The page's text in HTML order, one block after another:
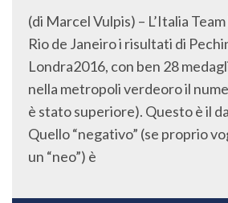
(di Marcel Vulpis) – L’Italia
Rio de Janeiro i risultati di
Londra2016, con ben 28
nella metropoli verdeoro il
è stato superiore). Questo è il
Quello “negativo” (se proprio
un “neo”) è